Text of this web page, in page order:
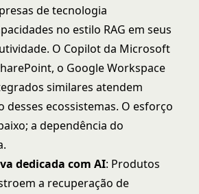
de tecnologia
no estilo RAG em seus
O Copilot da Microsoft
o Google Workspace
similares atendem
desses ecossistemas. O esforço
a dependência do
dedicada com AI: Produtos
a recuperação de